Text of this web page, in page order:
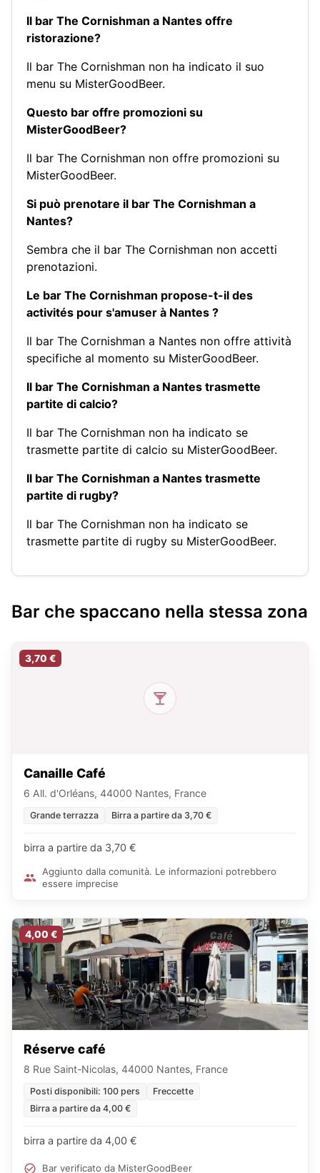
Il bar The Cornishman a Nantes offre
ristorazione?
Il bar The Cornishman non ha indicato il suo
menu su MisterGoodBeer.
Questo bar offre promozioni su
MisterGoodBeer?
Il bar The Cornishman non offre promozioni su
MisterGoodBeer.
Si può prenotare il bar The Cornishman a
Nantes?
Sembra che il bar The Cornishman non accetti
prenotazioni.
Le bar The Cornishman propose-t-il des
activités pour s'amuser à Nantes ?
Il bar The Cornishman a Nantes non offre attività
specifiche al momento su MisterGoodBeer.
Il bar The Cornishman a Nantes trasmette
partite di calcio?
Il bar The Cornishman non ha indicato se
trasmette partite di calcio su MisterGoodBeer.
Il bar The Cornishman a Nantes trasmette
partite di rugby?
Il bar The Cornishman non ha indicato se
trasmette partite di rugby su MisterGoodBeer.
Bar che spaccano nella stessa zona
3,70 €
Canaille Café
6 All. d'Orléans, 44000 Nantes, France
Grande terrazza Birra a partire da 3,70 €
birra a partire da 3,70 €
Aggiunto dalla comunità. Le informazioni potrebbero
essere imprecise
4,00 €
Réserve café
8 Rue Saint-Nicolas, 44000 Nantes, France
Posti disponibili: 100 pers
Freccette
Birra a partire da 4,00 €
birra a partire da 4,00 €
Bar verificato da MisterGoodBeer